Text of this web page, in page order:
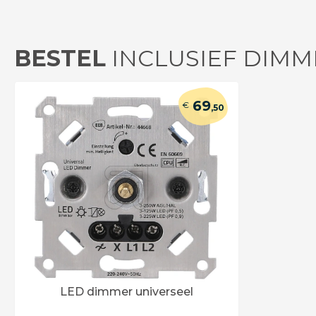
BESTEL INCLUSIEF
LED dimmer universeel
€69,50